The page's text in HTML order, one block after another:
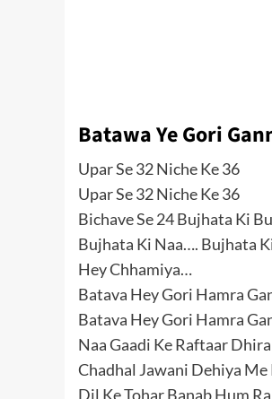
Batawa Ye Gori
Upar Se 32 Niche Ke 36
Upar Se 32 Niche Ke 36
Bichave Se 24 Bujhata Ki
Bujhata Ki Naa…. Bujhata
Hey Chhamiya…
Batava Hey Gori Hamra
Batava Hey Gori Hamra
Naa Gaadi Ke Raftaar
Chadhal Jawani Dehiya Me
Dil Ke Tohar Banab Hum